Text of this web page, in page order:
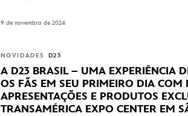
9 de novembro de 2024
NOVIDADES D23
A D23 BRASIL – UMA EXPERIÊNCIA
OS FÃS EM SEU PRIMEIRO DIA COM
APRESENTAÇÕES E PRODUTOS
TRANSAMÉRICA EXPO CENTER EM